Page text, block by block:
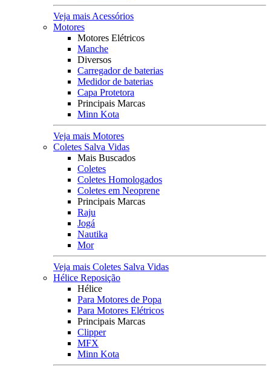
Veja mais Acessórios
Motores
Motores Elétricos
Manche
Diversos
Carregador de baterias
Medidor de baterias
Capa Protetora
Principais Marcas
Minn Kota
Veja mais Motores
Coletes Salva Vidas
Mais Buscados
Coletes
Coletes Homologados
Coletes em Neoprene
Principais Marcas
Raju
Jogá
Nautika
Mor
Veja mais Coletes Salva Vidas
Hélice Reposição
Hélice
Para Motores de Popa
Para Motores Elétricos
Principais Marcas
Clipper
MFX
Minn Kota